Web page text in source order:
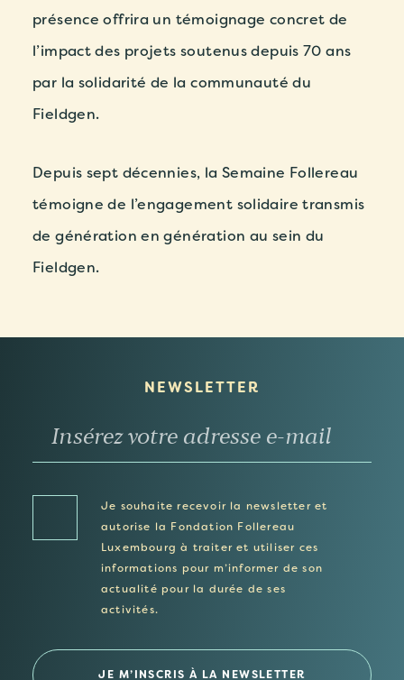
présence offrira un témoignage concret de
l’impact des projets soutenus depuis 70 ans
par la solidarité de la communauté du
Fieldgen.
Depuis sept décennies, la Semaine Follereau
témoigne de l’engagement solidaire transmis
de génération en génération au sein du
Fieldgen.
NEWSLETTER
Je souhaite recevoir la newsletter et
autorise la Fondation Follereau
Luxembourg à traiter et utiliser ces
informations pour m’informer de son
actualité pour la durée de ses
activités.